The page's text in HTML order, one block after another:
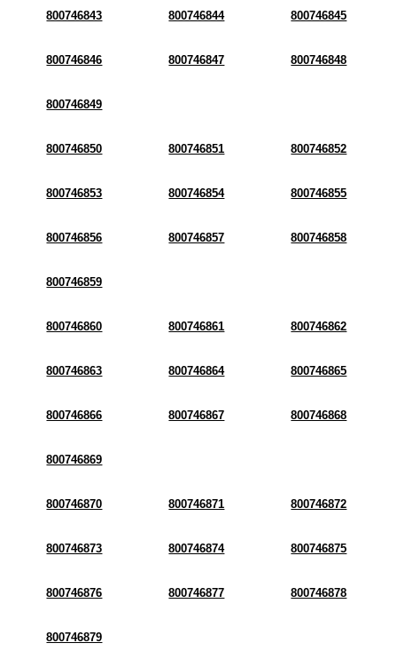
800746843 800746844 800746845
800746846 800746847 800746848
800746849
800746850 800746851 800746852
800746853 800746854 800746855
800746856 800746857 800746858
800746859
800746860 800746861 800746862
800746863 800746864 800746865
800746866 800746867 800746868
800746869
800746870 800746871 800746872
800746873 800746874 800746875
800746876 800746877 800746878
800746879